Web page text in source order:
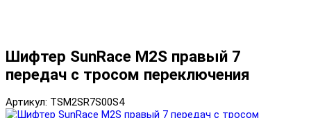
Шифтер SunRace M2S правый 7
передач с тросом переключения
Артикул: TSM2SR7S00S4